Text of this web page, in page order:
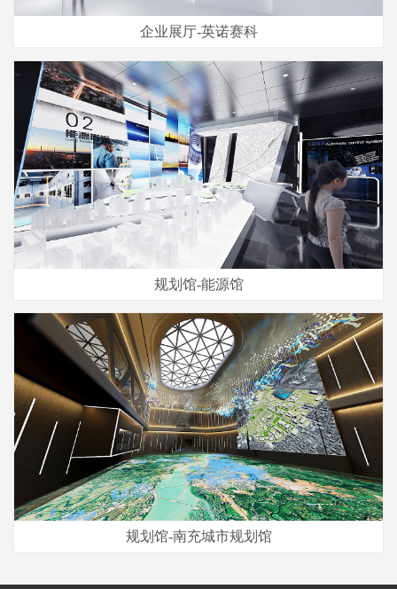
企业展厅-英诺赛科
规划馆-能源馆
规划馆-南充城市规划馆